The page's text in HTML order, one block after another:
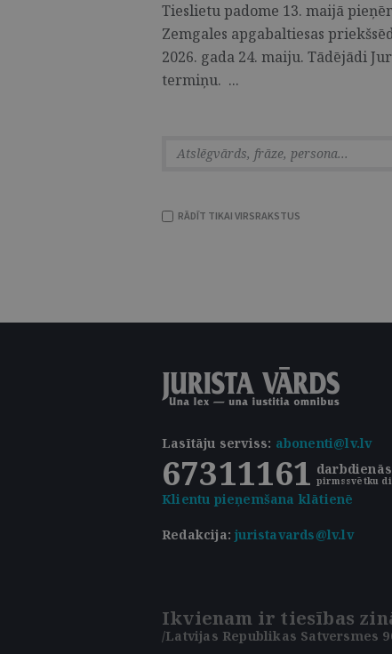
Tieslietu padome 13. maijā
Zemgales apgabaltiesas
2026. gada 24. maiju. Tādējādi
termiņu. ...
RĀDĪT TIKAI VIRSRAKSTUS
Lasītāju serviss: abonenti@lv.lv
67311161 pirmssvētku
Klientu pieņemšana klātienē
Redakcija:juristavards@lv.lv
Ikvienam ir tiesības
/Latvijas Republikas Satversmes